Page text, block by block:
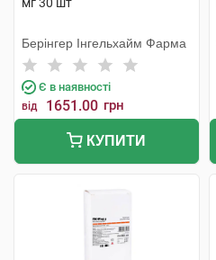
Берінгер Інгельхайм Фарма
Є в наявності
від 1651.00 грн
КУПИТИ